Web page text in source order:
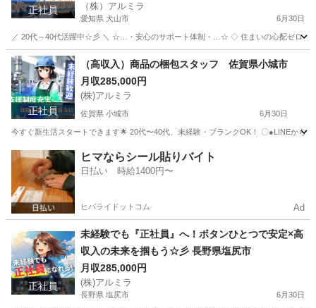
正社員 （株）アルミラ
愛知県 犬山市 6月30日
／ 20代～40代活躍中☆彡 ＼ ☆…・安心のサポート体制・…☆ ◇ 住まいの心配ゼロ！
愛知 犬山市 工場 未経験
正社員
（高収入）商品の梱包スタッフ 佐賀県小城市
月収285,000円
(株)アルミラ
佐賀県 小城市 6月30日
今すぐ新生活スタートできます🌟 20代〜40代、未経験・ブランクOK！ 〇●LINEから
佐賀 小城市 工場 未経験
ヒマならシール貼りバイト
日払い 時給1400円〜
ヒバライドットコム Ad
正社員
未経験でも『正社員』へ！ボタンひとつで安定×高
収入の未来を掴もう☆彡 長野県塩尻市
月収285,000円
(株)アルミラ
長野県 塩尻市 6月30日